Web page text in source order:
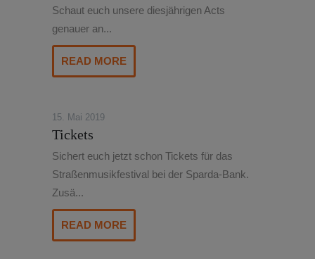
Schaut euch unsere diesjährigen Acts
genauer an...
READ MORE
15. Mai 2019
Tickets
Sichert euch jetzt schon Tickets für das
Straßenmusikfestival bei der Sparda-Bank.
Zusä...
READ MORE